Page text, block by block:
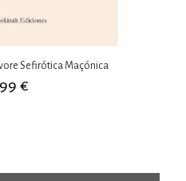
Sefirótica Maçónica
€